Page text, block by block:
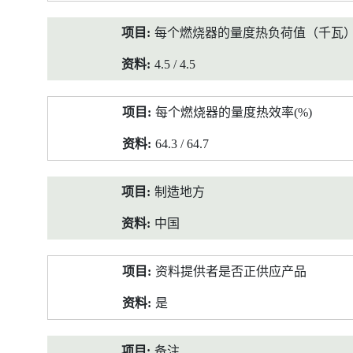
每个燃烧器的量度热负荷值（千瓦
4.5 / 4.5
每个燃烧器的量度热效率(%)
64.3 / 64.7
制造地方
中国
资料提供者是否正供应产品
是